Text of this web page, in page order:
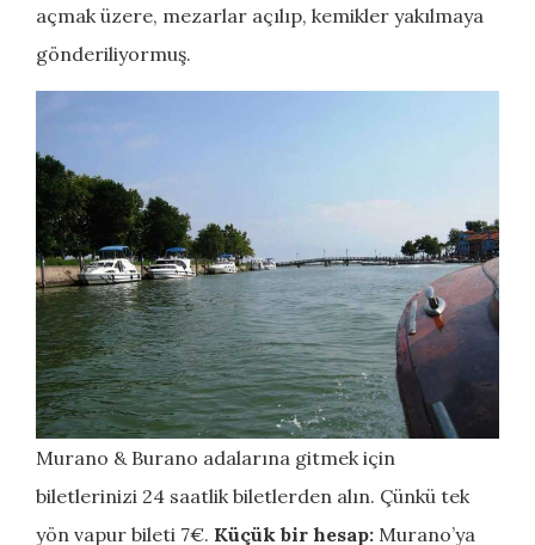
açmak üzere, mezarlar açılıp, kemikler yakılmaya
gönderiliyormuş.
Murano & Burano adalarına gitmek için
biletlerinizi 24 saatlik biletlerden alın. Çünkü tek
yön vapur bileti 7€. Küçük bir hesap: Murano’ya